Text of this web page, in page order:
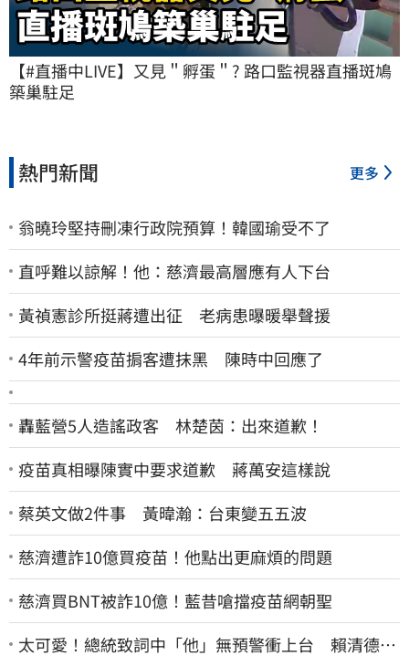
【#直播中LIVE】又見＂孵蛋＂? 路口監視器直播斑鳩
築巢駐足
熱門新聞 更多
翁曉玲堅持刪凍行政院預算！韓國瑜受不了
直呼難以諒解！他：慈濟最高層應有人下台
黃禎憲診所挺蔣遭出征 老病患曝暖舉聲援
4年前示警疫苗掮客遭抹黑 陳時中回應了
轟藍營5人造謠政客 林楚茵：出來道歉！
疫苗真相曝陳實中要求道歉 蔣萬安這樣說
蔡英文做2件事 黃暐瀚：台東變五五波
慈濟遭詐10億買疫苗！他點出更麻煩的問題
慈濟買BNT被詐10億！藍昔嗆擋疫苗網朝聖
太可愛！總統致詞中「他」無預警衝上台 賴清德笑